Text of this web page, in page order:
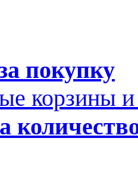
покупку
корзины